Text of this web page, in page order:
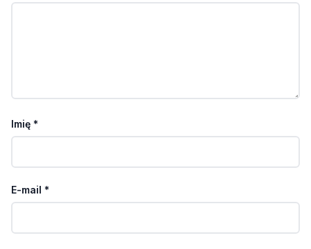
Imię *
E-mail *